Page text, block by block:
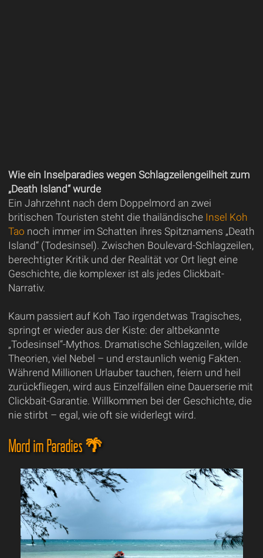
Wie ein Inselparadies wegen Schlagzeilengeilheit zum
„Death Island“ wurde
Ein Jahrzehnt nach dem Doppelmord an zwei
britischen Touristen steht die thailändische Insel Koh
Tao noch immer im Schatten ihres Spitznamens „Death
Island“ (Todesinsel). Zwischen Boulevard-Schlagzeilen,
berechtigter Kritik und der Realität vor Ort liegt eine
Geschichte, die komplexer ist als jedes Clickbait-
Narrativ.
Kaum passiert auf Koh Tao irgendetwas Tragisches,
springt er wieder aus der Kiste: der altbekannte
„Todesinsel“-Mythos. Dramatische Schlagzeilen, wilde
Theorien, viel Nebel – und erstaunlich wenig Fakten.
Während Millionen Urlauber tauchen, feiern und heil
zurückfliegen, wird aus Einzelfällen eine Dauerserie mit
Clickbait-Garantie. Willkommen bei der Geschichte, die
nie stirbt – egal, wie oft sie widerlegt wird.
Mord im Paradies 🌴